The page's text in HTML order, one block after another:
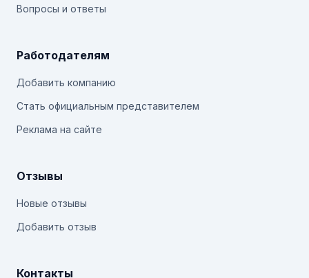
Вопросы и ответы
Работодателям
Добавить компанию
Стать официальным представителем
Реклама на сайте
Отзывы
Новые отзывы
Добавить отзыв
Контакты